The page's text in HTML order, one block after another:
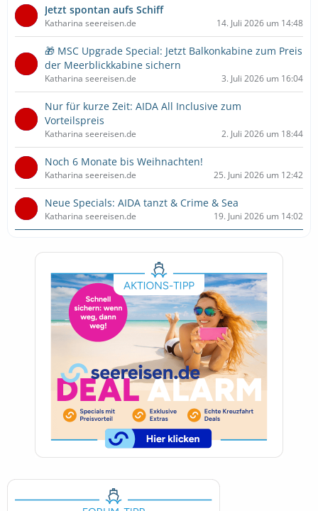
Jetzt spontan aufs Schiff
Katharina seereisen.de 14. Juli 2026 um 14:48
🎁 MSC Upgrade Special: Jetzt Balkonkabine zum Preis
der Meerblickkabine sichern
Katharina seereisen.de 3. Juli 2026 um 16:04
Nur für kurze Zeit: AIDA All Inclusive zum
Vorteilspreis
Katharina seereisen.de 2. Juli 2026 um 18:44
Noch 6 Monate bis Weihnachten!
Katharina seereisen.de 25. Juni 2026 um 12:42
Neue Specials: AIDA tanzt & Crime & Sea
Katharina seereisen.de 19. Juni 2026 um 14:02